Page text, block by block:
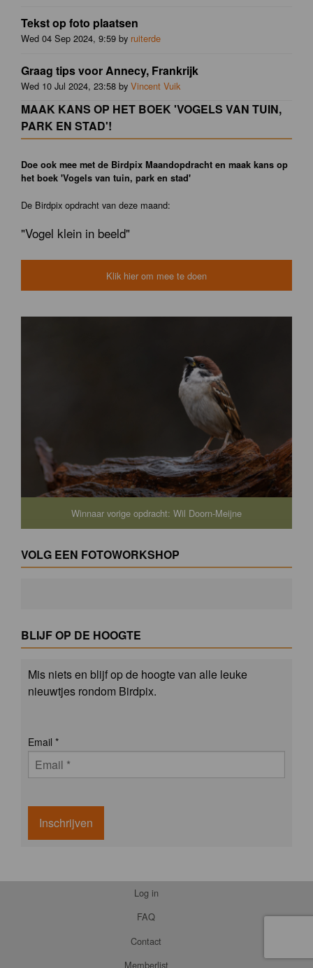
Tekst op foto plaatsen
Wed 04 Sep 2024, 9:59 by ruiterde
Graag tips voor Annecy, Frankrijk
Wed 10 Jul 2024, 23:58 by Vincent Vuik
MAAK KANS OP HET BOEK 'VOGELS VAN TUIN,
PARK EN STAD'!
Doe ook mee met de Birdpix Maandopdracht en maak kans op
het boek 'Vogels van tuin, park en stad'
De Birdpix opdracht van deze maand:
"Vogel klein in beeld"
Klik hier om mee te doen
Winnaar vorige opdracht: Wil Doorn-Meijne
VOLG EEN FOTOWORKSHOP
BLIJF OP DE HOOGTE
Mis niets en blijf op de hoogte van alle leuke
nieuwtjes rondom Birdpix.
Email *
Inschrijven
Log in
FAQ
Contact
Memberlist